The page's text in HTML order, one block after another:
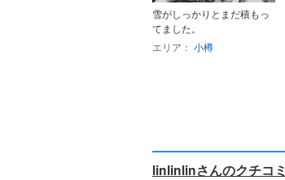
雪がしっかりとまだ積もっ
てました。
エリア： 小樽
linlinlinさんのクチコミ